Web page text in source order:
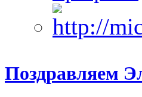
Поздравляем